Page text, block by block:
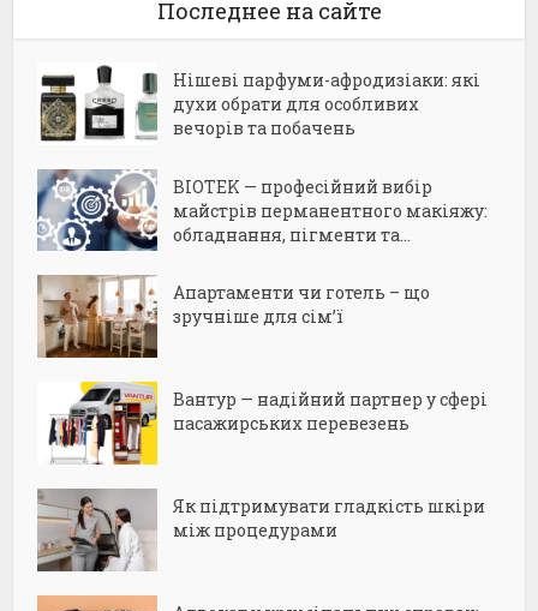
Последнее на сайте
Нішеві парфуми-афродизіаки: які
духи обрати для особливих
вечорів та побачень
BIOTEK — професійний вибір
майстрів перманентного макіяжу:
обладнання, пігменти та...
Апартаменти чи готель – що
зручніше для сім’ї
Вантур — надійний партнер у сфері
пасажирських перевезень
Як підтримувати гладкість шкіри
між процедурами